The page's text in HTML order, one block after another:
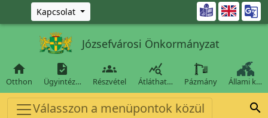
Ugrás a fő tartalomra
Kapcsolat 
Józsefvárosi Önkormányzat

Otthon

Ügyintéz…

Részvétel

Átláthat… Pázmány Állami k…
Válasszon a menüpontok közül 